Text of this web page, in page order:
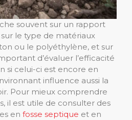
souvent sur un rapport
le type de matériaux
ou le polyéthylène, et sur
d’évaluer l’efficacité
si celui-ci est encore en
influence aussi la
Pour mieux comprendre
il est utile de consulter des
en fosse septique et en